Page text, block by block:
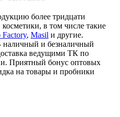
более тридцати
в том числе такие
Factory, Masil и другие.
и безналичный
ведущими ТК по
Приятный бонус оптовых
на товары и пробники